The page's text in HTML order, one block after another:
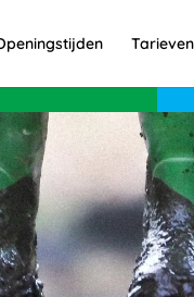
Tarieven